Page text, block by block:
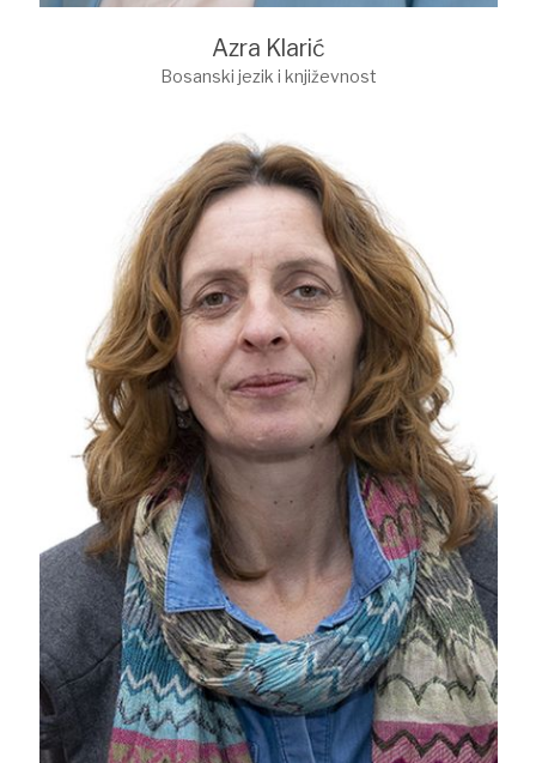
Azra Klarić
Bosanski jezik i književnost